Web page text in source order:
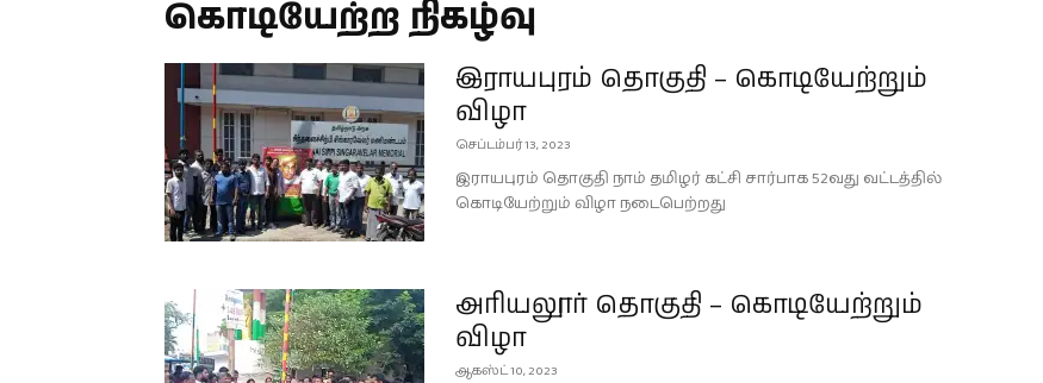
கட்சி
கொடியேற்ற நிகழ்வு
இராயபுரம் தொகுதி – கொடியேற்றும்
விழா
செப்டம்பர் 13, 2023
இராயபுரம் தொகுதி நாம் தமிழர் கட்சி சார்பாக 52வது வட்டத்தில்
கொடியேற்றும் விழா நடைபெற்றது
அரியலூர் தொகுதி – கொடியேற்றும்
விழா
ஆகஸ்ட் 10, 2023